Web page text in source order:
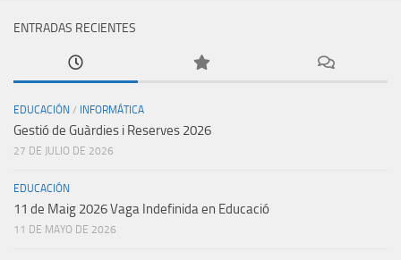
ENTRADAS RECIENTES
EDUCACIÓN / INFORMÁTICA
Gestió de Guàrdies i Reserves 2026
27 DE JULIO DE 2026
EDUCACIÓN
11 de Maig 2026 Vaga Indefinida en Educació
11 DE MAYO DE 2026